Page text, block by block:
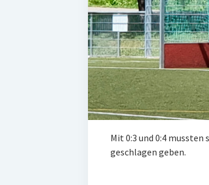
Mit 0:3 und 0:4 mussten
geschlagen geben.